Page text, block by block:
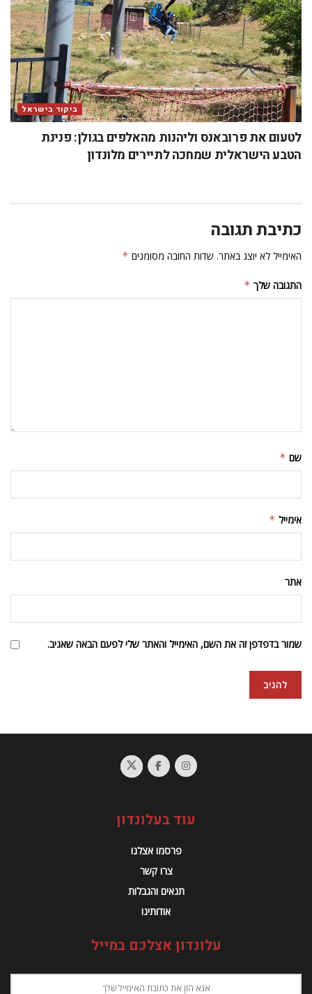
ביקור בישראל
לטעום את פרובאנס וליהנות מהאלפים בגולן: פנינת
הטבע הישראלית שמחכה לתיירים מלונדון
כתיבת תגובה
האימייל לא יוצג באתר. שדות החובה מסומנים *
התגובה שלך *
שם *
אימייל *
אתר
שמור בדפדפן זה את השם, האימייל והאתר שלי לפעם הבאה שאגיב.
עוד בעלונדון
פרסמו אצלנו
צרו קשר
תנאים והגבלות
אודותינו
עלונדון אצלכם במייל